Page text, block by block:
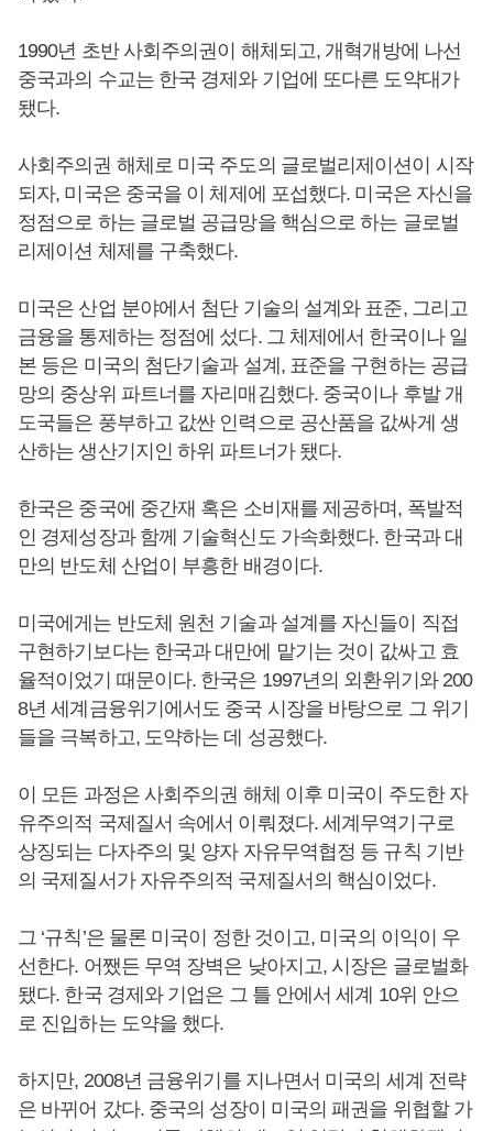
1990년 초반 사회주의권이 해체되고, 개혁개방에 나선
중국과의 수교는 한국 경제와 기업에 또다른 도약대가
됐다.
사회주의권 해체로 미국 주도의 글로벌리제이션이 시작
되자, 미국은 중국을 이 체제에 포섭했다. 미국은 자신을
정점으로 하는 글로벌 공급망을 핵심으로 하는 글로벌
리제이션 체제를 구축했다.
미국은 산업 분야에서 첨단 기술의 설계와 표준, 그리고
금융을 통제하는 정점에 섰다. 그 체제에서 한국이나 일
본 등은 미국의 첨단기술과 설계, 표준을 구현하는 공급
망의 중상위 파트너를 자리매김했다. 중국이나 후발 개
도국들은 풍부하고 값싼 인력으로 공산품을 값싸게 생
산하는 생산기지인 하위 파트너가 됐다.
한국은 중국에 중간재 혹은 소비재를 제공하며, 폭발적
인 경제성장과 함께 기술혁신도 가속화했다. 한국과 대
만의 반도체 산업이 부흥한 배경이다.
미국에게는 반도체 원천 기술과 설계를 자신들이 직접
구현하기보다는 한국과 대만에 맡기는 것이 값싸고 효
율적이었기 때문이다. 한국은 1997년의 외환위기와 200
8년 세계금융위기에서도 중국 시장을 바탕으로 그 위기
들을 극복하고, 도약하는 데 성공했다.
이 모든 과정은 사회주의권 해체 이후 미국이 주도한 자
유주의적 국제질서 속에서 이뤄졌다. 세계무역기구로
상징되는 다자주의 및 양자 자유무역협정 등 규칙 기반
의 국제질서가 자유주의적 국제질서의 핵심이었다.
그 ‘규칙’은 물론 미국이 정한 것이고, 미국의 이익이 우
선한다. 어쨌든 무역 장벽은 낮아지고, 시장은 글로벌화
됐다. 한국 경제와 기업은 그 틀 안에서 세계 10위 안으
로 진입하는 도약을 했다.
하지만, 2008년 금융위기를 지나면서 미국의 세계 전략
은 바뀌어 갔다. 중국의 성장이 미국의 패권을 위협할 가